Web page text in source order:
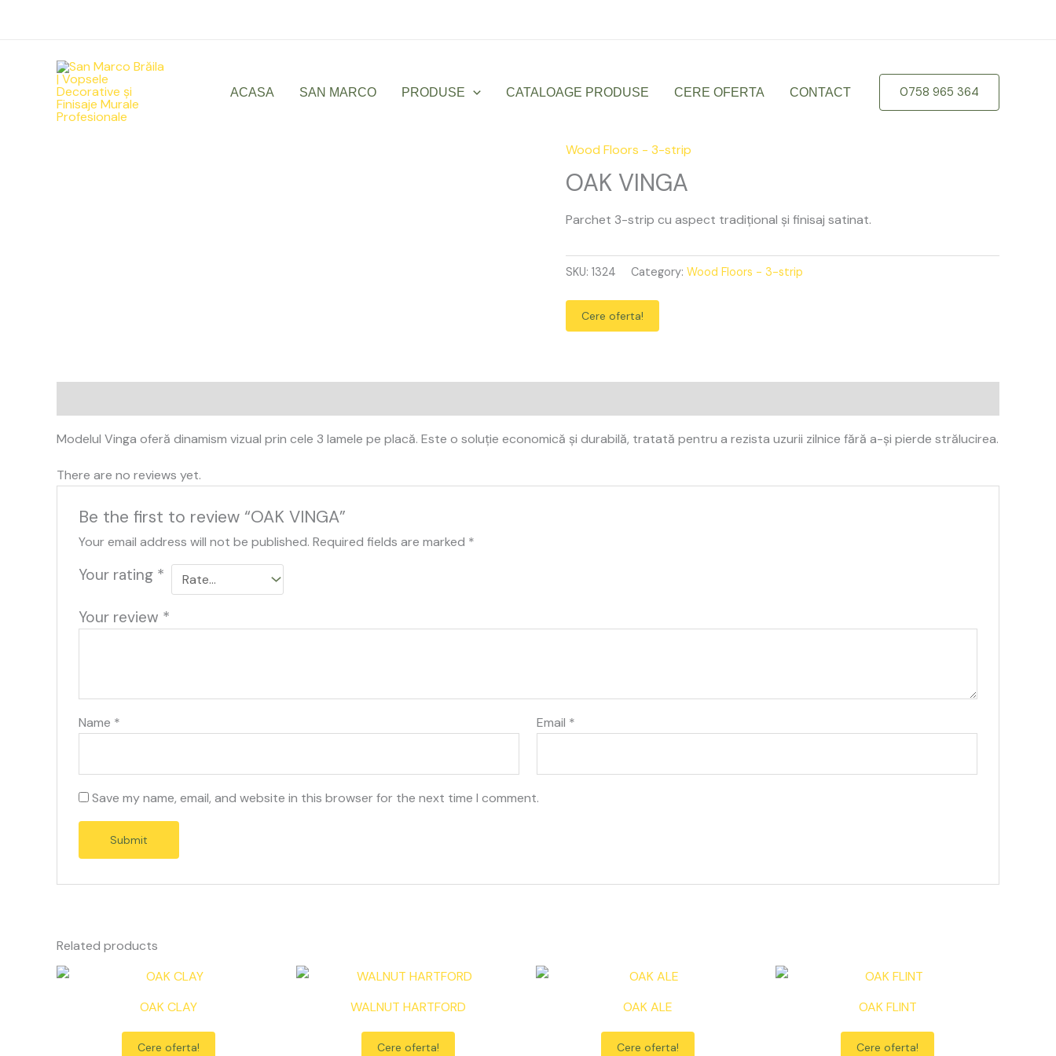
ACASA SAN MARCO PRODUSE CATALOAGE PRODUSE CERE OFERTA CONTACT 0758 965 364
Wood Floors - 3-strip
OAK VINGA
Parchet 3-strip cu aspect tradițional și finisaj satinat.
OAK
VINGA
quantity
SKU: 1324 Category: Wood Floors - 3-strip
Cere oferta!
Modelul Vinga oferă dinamism vizual prin cele 3 lamele pe placă. Este o soluție economică și durabilă, tratată pentru a rezista uzurii zilnice fără a-și pierde strălucirea.
There are no reviews yet.
Be the first to review “OAK VINGA”
Your email address will not be published. Required fields are marked *
Your rating *
Your review *
Name * Email *
Save my name, email, and website in this browser for the next time I comment.
Related products
OAK CLAY
Cere oferta!
WALNUT HARTFORD
Cere oferta!
OAK ALE
Cere oferta!
OAK FLINT
Cere oferta!